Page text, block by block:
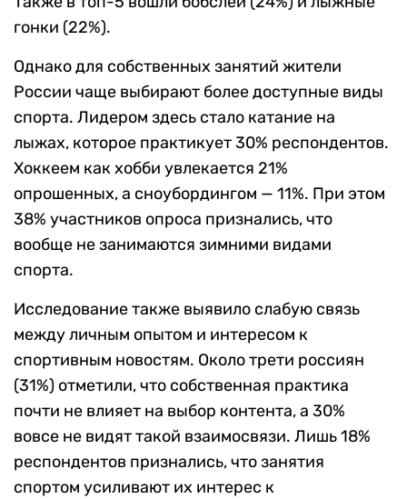
гонки (22%).
Однако для собственных занятий жители
России чаще выбирают более доступные виды
спорта. Лидером здесь стало катание на
лыжах, которое практикует 30% респондентов.
Хоккеем как хобби увлекается 21%
опрошенных, а сноубордингом — 11%. При этом
38% участников опроса признались, что
вообще не занимаются зимними видами
спорта.
Исследование также выявило слабую связь
между личным опытом и интересом к
спортивным новостям. Около трети россиян
(31%) отметили, что собственная практика
почти не влияет на выбор контента, а 30%
вовсе не видят такой взаимосвязи. Лишь 18%
респондентов признались, что занятия
спортом усиливают их интерес к